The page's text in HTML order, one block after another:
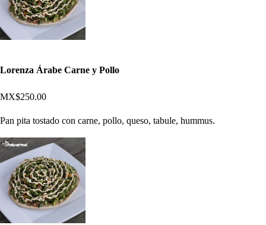
Lorenza Árabe Carne y Pollo
MX$250.00
Pan pita tostado con carne, pollo, queso, tabule, hummus.